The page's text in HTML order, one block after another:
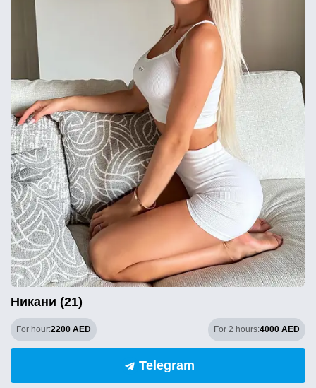
Никани (21)
For hour:2200 AED For 2 hours:4000 AED
Telegram